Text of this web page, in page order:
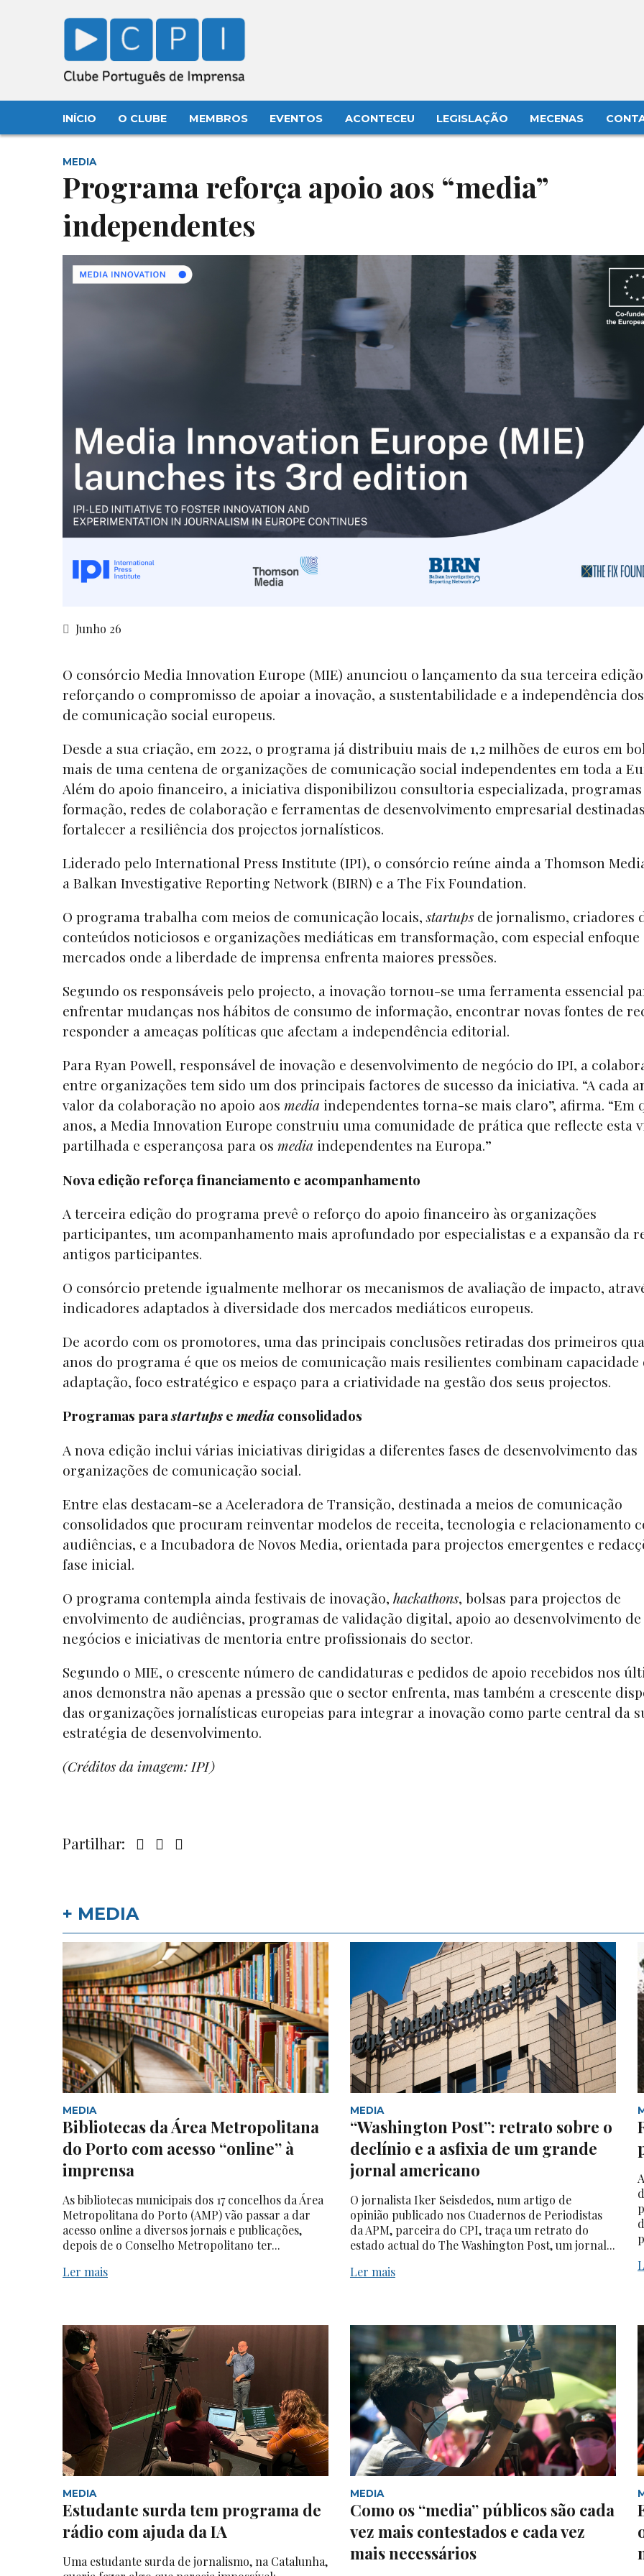
INÍCIO O CLUBE MEMBROS EVENTOS ACONTECEU LEGISLAÇÃO MECENAS
MEDIA
Programa reforça apoio aos “media”
independentes
Junho 26
O consórcio Media Innovation Europe (MIE) anunciou o lançamento da sua terceira
reforçando o compromisso de apoiar a inovação, a sustentabilidade e a independência
de comunicação social europeus.
Desde a sua criação, em 2022, o programa já distribuiu mais de 1,2 milhões de euros em
mais de uma centena de organizações de comunicação social independentes em toda a
Além do apoio financeiro, a iniciativa disponibilizou consultoria especializada, programas
formação, redes de colaboração e ferramentas de desenvolvimento empresarial
fortalecer a resiliência dos projectos jornalísticos.
Liderado pelo International Press Institute (IPI), o consórcio reúne ainda a Thomson
a Balkan Investigative Reporting Network (BIRN) e a The Fix Foundation.
O programa trabalha com meios de comunicação locais,startups de jornalismo, criadores
conteúdos noticiosos e organizações mediáticas em transformação, com especial enfoque
mercados onde a liberdade de imprensa enfrenta maiores pressões.
Segundo os responsáveis pelo projecto, a inovação tornou-se uma ferramenta essencial
enfrentar mudanças nos hábitos de consumo de informação, encontrar novas fontes de
responder a ameaças políticas que afectam a independência editorial.
Para Ryan Powell, responsável de inovação e desenvolvimento de negócio do IPI, a
entre organizações tem sido um dos principais factores de sucesso da iniciativa. “A cada
valor da colaboração no apoio aos media independentes torna-se mais claro”, afirma. “Em
anos, a Media Innovation Europe construiu uma comunidade de prática que reflecte esta
partilhada e esperançosa para os media independentes na Europa.”
Nova edição reforça financiamento e acompanhamento
A terceira edição do programa prevê o reforço do apoio financeiro às organizações
participantes, um acompanhamento mais aprofundado por especialistas e a expansão da
antigos participantes.
O consórcio pretende igualmente melhorar os mecanismos de avaliação de impacto,
indicadores adaptados à diversidade dos mercados mediáticos europeus.
De acordo com os promotores, uma das principais conclusões retiradas dos primeiros
anos do programa é que os meios de comunicação mais resilientes combinam capacidade
adaptação, foco estratégico e espaço para a criatividade na gestão dos seus projectos.
Programas parastartupsemedia consolidados
A nova edição inclui várias iniciativas dirigidas a diferentes fases de desenvolvimento das
organizações de comunicação social.
Entre elas destacam-se a Aceleradora de Transição, destinada a meios de comunicação
consolidados que procuram reinventar modelos de receita, tecnologia e relacionamento
audiências, e a Incubadora de Novos Media, orientada para projectos emergentes e
fase inicial.
O programa contempla ainda festivais de inovação, hackathons, bolsas para projectos de
envolvimento de audiências, programas de validação digital, apoio ao desenvolvimento de
negócios e iniciativas de mentoria entre profissionais do sector.
Segundo o MIE, o crescente número de candidaturas e pedidos de apoio recebidos nos
anos demonstra não apenas a pressão que o sector enfrenta, mas também a crescente
das organizações jornalísticas europeias para integrar a inovação como parte central da
estratégia de desenvolvimento.
(Créditos da imagem: IPI)
Partilhar:
+ MEDIA
MEDIA
Bibliotecas da Área Metropolitana
do Porto com acesso “online” à
imprensa
As bibliotecas municipais dos 17 concelhos da Área
Metropolitana do Porto (AMP) vão passar a dar
acesso online a diversos jornais e publicações,
depois de o Conselho Metropolitano ter...
Ler mais
MEDIA
“Washington Post”: retrato sobre o
declínio e a asfixia de um grande
jornal americano
O jornalista Iker Seisdedos, num artigo de
opinião publicado nos Cuadernos de Periodistas
da APM, parceira do CPI, traça um retrato do
estado actual do The Washington Post, um jornal...
Ler mais
MEDIA
Estudante surda tem programa de
rádio com ajuda da IA
Uma estudante surda de jornalismo, na Catalunha,
MEDIA
Como os “media” públicos são cada
vez mais contestados e cada vez
mais necessários